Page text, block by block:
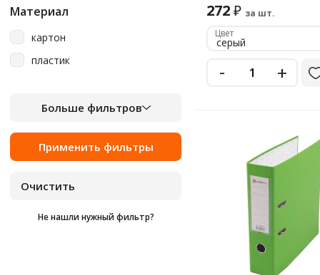
Материал
картон
пластик
Больше фильтров
Не нашли нужный фильтр?
272₽ за шт.
Цвет
серый
- +